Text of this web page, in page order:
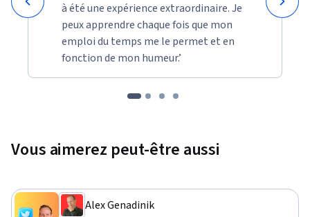
à été une expérience extraordinaire. Je
peux apprendre chaque fois que mon
emploi du temps me le permet et en
fonction de mon humeur.’
Vous aimerez peut-être aussi
Alex Genadinik